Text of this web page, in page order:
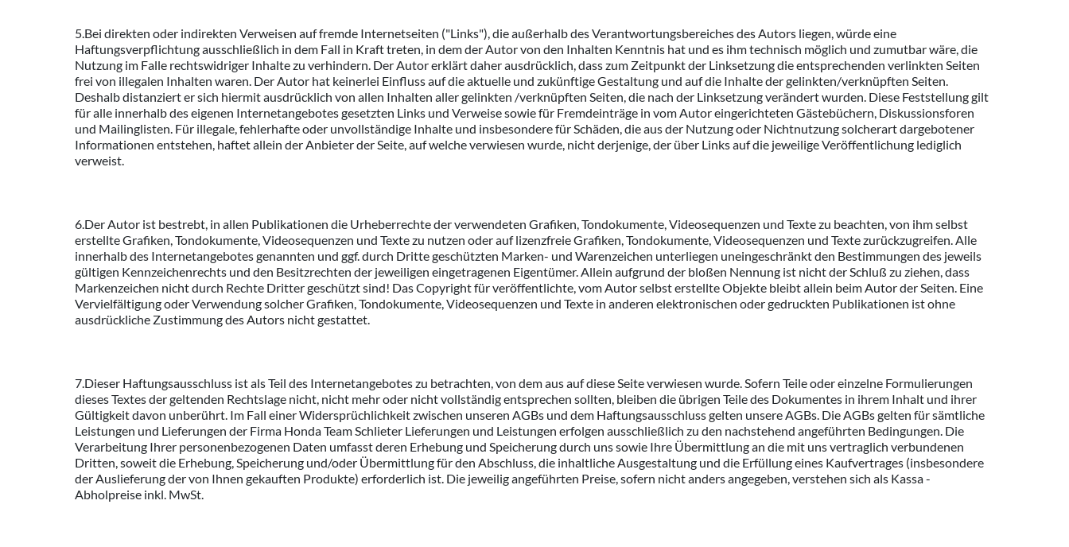
5.Bei direkten oder indirekten Verweisen auf fremde Internetseiten ("Links"), die außerhalb des Verantwortungsbereiches des Autors liegen, würde eine
Haftungsverpflichtung ausschließlich in dem Fall in Kraft treten, in dem der Autor von den Inhalten Kenntnis hat und es ihm technisch möglich und zumutbar wäre, die
Nutzung im Falle rechtswidriger Inhalte zu verhindern. Der Autor erklärt daher ausdrücklich, dass zum Zeitpunkt der Linksetzung die entsprechenden verlinkten Seiten
frei von illegalen Inhalten waren. Der Autor hat keinerlei Einfluss auf die aktuelle und zukünftige Gestaltung und auf die Inhalte der gelinkten/verknüpften Seiten.
Deshalb distanziert er sich hiermit ausdrücklich von allen Inhalten aller gelinkten /verknüpften Seiten, die nach der Linksetzung verändert wurden. Diese Feststellung gilt
für alle innerhalb des eigenen Internetangebotes gesetzten Links und Verweise sowie für Fremdeinträge in vom Autor eingerichteten Gästebüchern, Diskussionsforen
und Mailinglisten. Für illegale, fehlerhafte oder unvollständige Inhalte und insbesondere für Schäden, die aus der Nutzung oder Nichtnutzung solcherart dargebotener
Informationen entstehen, haftet allein der Anbieter der Seite, auf welche verwiesen wurde, nicht derjenige, der über Links auf die jeweilige Veröffentlichung lediglich
verweist.
6.Der Autor ist bestrebt, in allen Publikationen die Urheberrechte der verwendeten Grafiken, Tondokumente, Videosequenzen und Texte zu beachten, von ihm selbst
erstellte Grafiken, Tondokumente, Videosequenzen und Texte zu nutzen oder auf lizenzfreie Grafiken, Tondokumente, Videosequenzen und Texte zurückzugreifen. Alle
innerhalb des Internetangebotes genannten und ggf. durch Dritte geschützten Marken- und Warenzeichen unterliegen uneingeschränkt den Bestimmungen des jeweils
gültigen Kennzeichenrechts und den Besitzrechten der jeweiligen eingetragenen Eigentümer. Allein aufgrund der bloßen Nennung ist nicht der Schluß zu ziehen, dass
Markenzeichen nicht durch Rechte Dritter geschützt sind! Das Copyright für veröffentlichte, vom Autor selbst erstellte Objekte bleibt allein beim Autor der Seiten. Eine
Vervielfältigung oder Verwendung solcher Grafiken, Tondokumente, Videosequenzen und Texte in anderen elektronischen oder gedruckten Publikationen ist ohne
ausdrückliche Zustimmung des Autors nicht gestattet.
7.Dieser Haftungsausschluss ist als Teil des Internetangebotes zu betrachten, von dem aus auf diese Seite verwiesen wurde. Sofern Teile oder einzelne Formulierungen
dieses Textes der geltenden Rechtslage nicht, nicht mehr oder nicht vollständig entsprechen sollten, bleiben die übrigen Teile des Dokumentes in ihrem Inhalt und ihrer
Gültigkeit davon unberührt. Im Fall einer Widersprüchlichkeit zwischen unseren AGBs und dem Haftungsausschluss gelten unsere AGBs. Die AGBs gelten für sämtliche
Leistungen und Lieferungen der Firma Honda Team Schlieter Lieferungen und Leistungen erfolgen ausschließlich zu den nachstehend angeführten Bedingungen. Die
Verarbeitung Ihrer personenbezogenen Daten umfasst deren Erhebung und Speicherung durch uns sowie Ihre Übermittlung an die mit uns vertraglich verbundenen
Dritten, soweit die Erhebung, Speicherung und/oder Übermittlung für den Abschluss, die inhaltliche Ausgestaltung und die Erfüllung eines Kaufvertrages (insbesondere
der Auslieferung der von Ihnen gekauften Produkte) erforderlich ist. Die jeweilig angeführten Preise, sofern nicht anders angegeben, verstehen sich als Kassa -
Abholpreise inkl. MwSt.